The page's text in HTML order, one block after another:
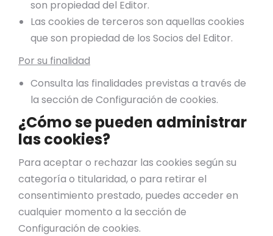
son propiedad del Editor.
Las cookies de terceros son aquellas cookies
que son propiedad de los Socios del Editor.
Por su finalidad
Consulta las finalidades previstas a través de
la sección de Configuración de cookies.
¿Cómo se pueden administrar
las cookies?
Para aceptar o rechazar las cookies según su
categoría o titularidad, o para retirar el
consentimiento prestado, puedes acceder en
cualquier momento a la sección de
Configuración de cookies.